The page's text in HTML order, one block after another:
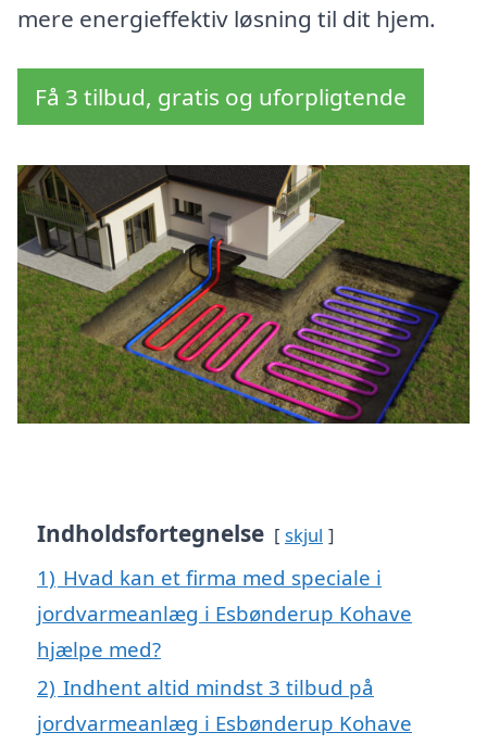
mere energieffektiv løsning til dit hjem.
Få 3 tilbud, gratis og uforpligtende
Indholdsfortegnelse skjul
1) Hvad kan et firma med speciale i
jordvarmeanlæg i Esbønderup Kohave
hjælpe med?
2) Indhent altid mindst 3 tilbud på
jordvarmeanlæg i Esbønderup Kohave